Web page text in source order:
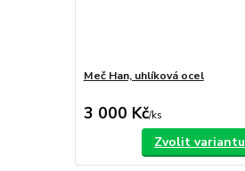
Meč Han, uhlíková ocel
3 000 Kč/ks
Zvolit variantu